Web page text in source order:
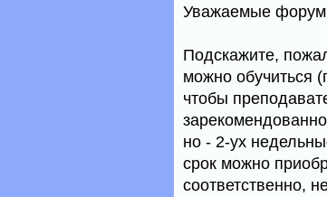
Уважаемые
Подскажите,
можно обучиться
чтобы
но - 2-ух
срок можно
соответственно,